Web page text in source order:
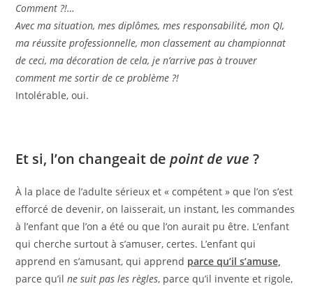
Comment ?!…
Avec ma situation, mes diplômes, mes responsabilité, mon QI,
ma réussite professionnelle, mon classement au championnat
de ceci, ma décoration de cela, je n’arrive pas à trouver
comment me sortir de ce problème ?!
Intolérable, oui.
Et si, l’on changeait depoint de vue ?
À la place de l’adulte sérieux et « compétent » que l’on s’est
efforcé de devenir, on laisserait, un instant, les commandes
à l’enfant que l’on a été ou que l’on aurait pu être. L’enfant
qui cherche surtout à s’amuser, certes. L’enfant qui
apprend en s’amusant, qui apprend parce qu’il s’amuse,
parce qu’ilne suit pas les règles, parce qu’il invente et rigole,